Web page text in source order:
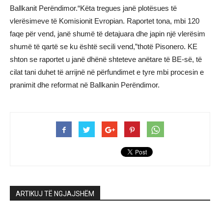
Ballkanit Perëndimor.“Këta tregues janë plotësues të
vlerësimeve të Komisionit Evropian. Raportet tona, mbi 120
faqe për vend, janë shumë të detajuara dhe japin një vlerësim
shumë të qartë se ku është secili vend,”thotë Pisonero. KE
shton se raportet u janë dhënë shteteve anëtare të BE-së, të
cilat tani duhet të arrijnë në përfundimet e tyre mbi procesin e
pranimit dhe reformat në Ballkanin Perëndimor.
ARTIKUJ TË NGJAJSHËM